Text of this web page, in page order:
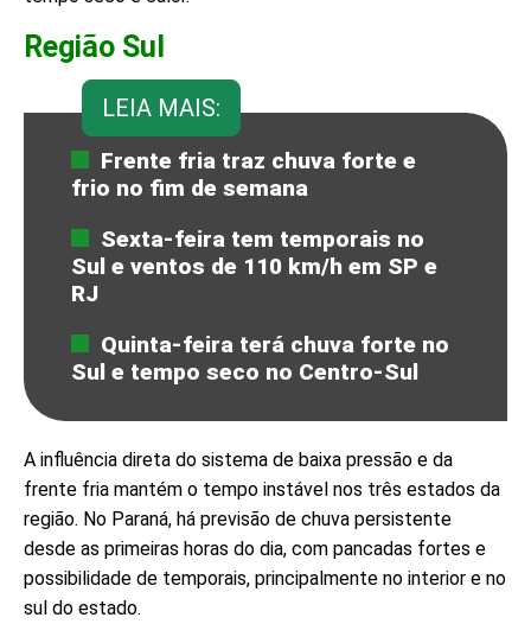
Região Sul
LEIA MAIS:
Frente fria traz chuva forte e
frio no fim de semana
Sexta-feira tem temporais no
Sul e ventos de 110 km/h em SP e
RJ
Quinta-feira terá chuva forte no
Sul e tempo seco no Centro-Sul
A influência direta do sistema de baixa pressão e da
frente fria mantém o tempo instável nos três estados da
região. No Paraná, há previsão de chuva persistente
desde as primeiras horas do dia, com pancadas fortes e
possibilidade de temporais, principalmente no interior e no
sul do estado.